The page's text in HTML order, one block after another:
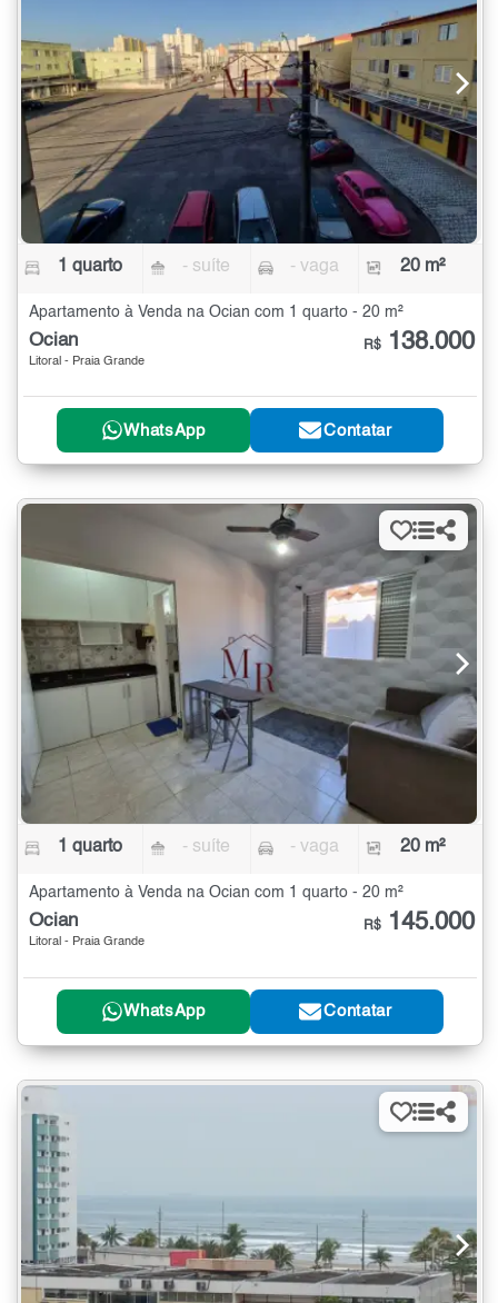
1 quarto - suíte - vaga 20 m²
Apartamento à Venda na Ocian com 1 quarto - 20 m²
Ocian
Litoral - Praia Grande
R$ 138.000
WhatsApp Contatar
1 quarto - suíte - vaga 20 m²
Apartamento à Venda na Ocian com 1 quarto - 20 m²
Ocian
Litoral - Praia Grande
R$ 145.000
WhatsApp Contatar